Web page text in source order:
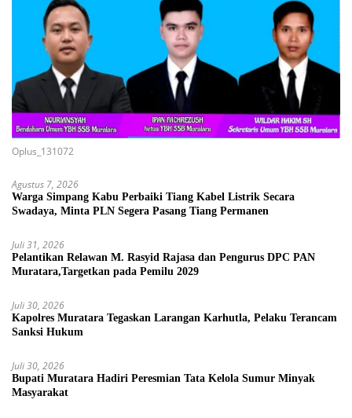
Oplus_131072
Agustus 7, 2026
Warga Simpang Kabu Perbaiki Tiang Kabel Listrik Secara
Swadaya, Minta PLN Segera Pasang Tiang Permanen
Juli 31, 2026
Pelantikan Relawan M. Rasyid Rajasa dan Pengurus DPC PAN
Muratara,Targetkan pada Pemilu 2029
Juli 30, 2026
Kapolres Muratara Tegaskan Larangan Karhutla, Pelaku Terancam
Sanksi Hukum
Juli 30, 2026
Bupati Muratara Hadiri Peresmian Tata Kelola Sumur Minyak
Masyarakat